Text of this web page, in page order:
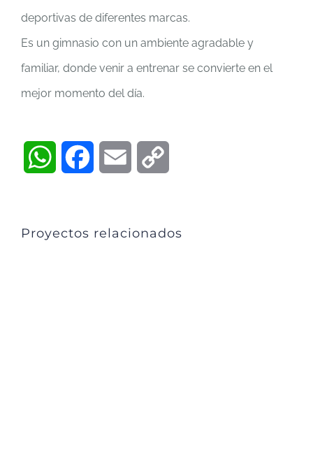
deportivas de diferentes marcas.
Es un gimnasio con un ambiente agradable y
familiar, donde venir a entrenar se convierte en el
mejor momento del día.
WhatsAppFacebookEmail
Proyectos relacionados